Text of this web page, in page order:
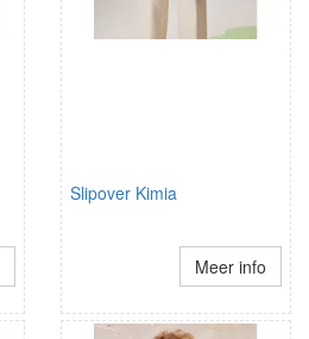
Slipover Kimia
Meer info